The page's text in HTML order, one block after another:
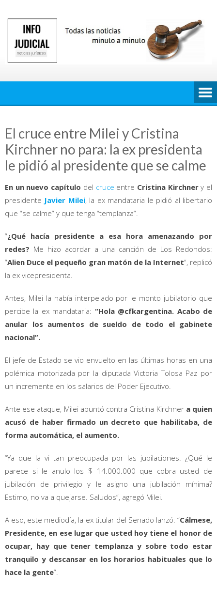
contenido
El cruce entre Milei y Cristina
Kirchner no para: la ex presidenta
le pidió al presidente que se calme
En un nuevo capítulo del cruce entre Cristina Kirchnery el
presidente Javier Milei, la ex mandataria le pidió al libertario
que “se calme” y que tenga “templanza”.
“¿Qué hacía presidente a esa hora amenazando por
redes? Me hizo acordar a una canción de Los Redondos:
“Alien Duce el pequeño gran matón de la Internet“, replicó
la ex vicepresidenta.
Antes, Milei la había interpelado por le monto jubilatorio que
percibe la ex mandataria: “Hola @cfkargentina. Acabo de
anular los aumentos de sueldo de todo el gabinete
nacional”.
El jefe de Estado se vio envuelto en las últimas horas en una
polémica motorizada por la diputada Victoria Tolosa Paz por
un incremente en los salarios del Poder Ejecutivo.
Ante ese ataque, Milei apuntó contra Cristina Kirchner a quien
acusó de haber firmado un decreto que habilitaba, de
forma automática, el aumento.
“Ya que la vi tan preocupada por las jubilaciones. ¿Qué le
parece si le anulo los $ 14.000.000 que cobra usted de
jubilación de privilegio y le asigno una jubilación mínima?
Estimo, no va a quejarse. Saludos”, agregó Milei.
A eso, este mediodía, la ex titular del Senado lanzó: “Cálmese,
Presidente, en ese lugar que usted hoy tiene el honor de
ocupar, hay que tener templanza y sobre todo estar
tranquilo y descansar en los horarios habituales que lo
hace la gente”.